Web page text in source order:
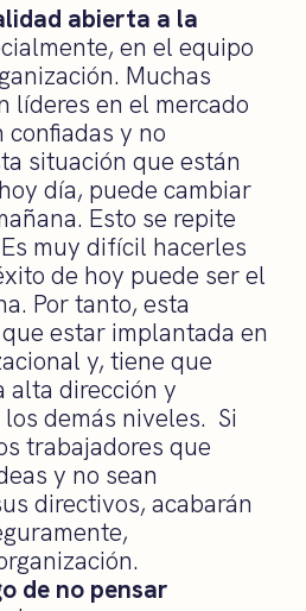
abierta a la
en el equipo
Muchas
líderes en el mercado
y no
situación que están
día, puede cambiar
Esto se repite
muy difícil hacerles
de hoy puede ser el
Por tanto, esta
estar implantada en
y, tiene que
alta dirección y
demás niveles. Si
trabajadores que
y no sean
directivos, acabarán
de no pensar